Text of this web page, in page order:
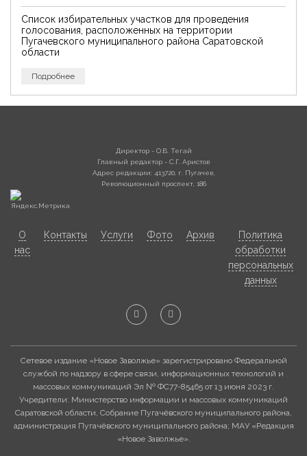
Список избирательных участков для проведения
голосования, расположенных на территории
Пугачевского муниципального района Саратовской
области
Подробнее
Директор - О.В. Тегай
Главный редактор - С.Г. Аристов
Адрес редакции: 413720, г. Пугачев,
Революционный проспект, 186
О
нас
Контакты Услуги Фото Архив
Политика
обработки
персональных
данных
Сетевое издание «Новое Заволжье» зарегистрировано Федеральной
службой по надзору в сфере связи, информационных технологий и
массовых коммуникаций Эл № ФС77-85465 от 13 июня 2023 г.
Учредители: Министерство информации и массовых коммуникаций
Саратовской области, Собрание Пугачёвского муниципального района,
администрация Пугачёвского муниципального района; МАУ «Редакция
«Новое Заволжье».